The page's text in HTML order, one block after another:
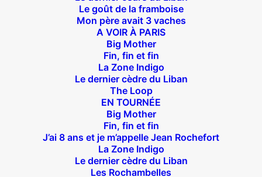
Le goût de la framboise
Mon père avait 3 vaches
A VOIR À PARIS
Big Mother
Fin, fin et fin
La Zone Indigo
Le dernier cèdre du Liban
The Loop
EN TOURNÉE
Big Mother
Fin, fin et fin
J’ai 8 ans et je m’appelle Jean Rochefort
La Zone Indigo
Le dernier cèdre du Liban
Les Rochambelles
Théâtre des Béliers Parisiens
14 bis rue Sainte Isaure 75018 Paris
Joffrin / Simplon – Loc :01 42 62 35 00
À l’affiche